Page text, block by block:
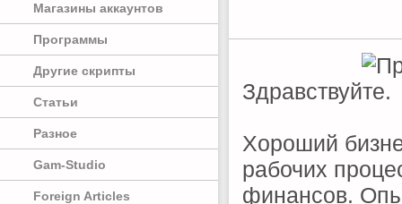
Магазины аккаунтов
Программы
Другие скрипты
Статьи
Разное
Gam-Studio
Foreign Articles
Здравствуйте.
Хороший
рабочих
финансов.